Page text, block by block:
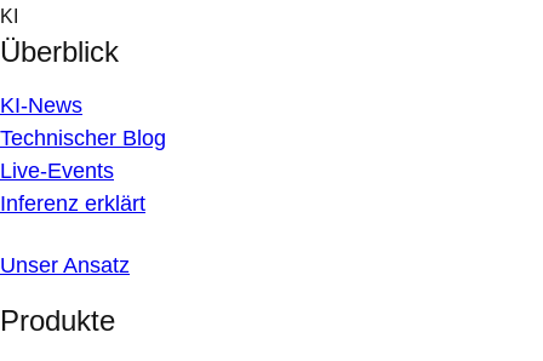
Skip
to
content
KI
Überblick
KI-News
Technischer Blog
Live-Events
Inferenz erklärt
Unser Ansatz
Produkte